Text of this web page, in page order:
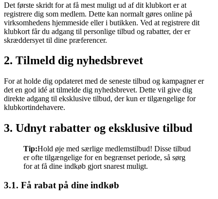
Det første skridt for at få mest muligt ud af dit klubkort er at
registrere dig som medlem. Dette kan normalt gøres online på
virksomhedens hjemmeside eller i butikken. Ved at registrere dit
klubkort får du adgang til personlige tilbud og rabatter, der er
skræddersyet til dine præferencer.
2. Tilmeld dig nyhedsbrevet
For at holde dig opdateret med de seneste tilbud og kampagner er
det en god idé at tilmelde dig nyhedsbrevet. Dette vil give dig
direkte adgang til eksklusive tilbud, der kun er tilgængelige for
klubkortindehavere.
3. Udnyt rabatter og eksklusive tilbud
Tip:Hold øje med særlige medlemstilbud! Disse tilbud
er ofte tilgængelige for en begrænset periode, så sørg
for at få dine indkøb gjort snarest muligt.
3.1. Få rabat på dine indkøb